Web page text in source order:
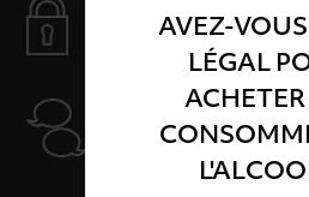
AVEZ-VOUS
LÉGAL
Payer en toute
Nos conseillers sont